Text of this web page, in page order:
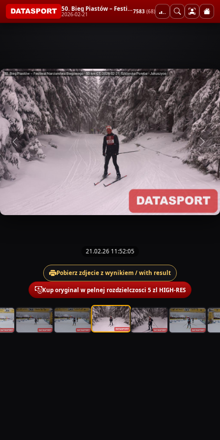
50. Bieg Piastów – Festiwal Narciarstwa Biegowego - 50 km CT
2026-02-21 7583 (68)
21.02.26 11:52:05
Pobierz zdjecie z wynikiem / with result
Kup oryginal w pelnej rozdzielczosci 5 zl HIGH-RES